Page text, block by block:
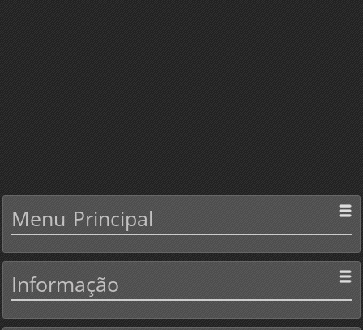
Menu Principal
Informação